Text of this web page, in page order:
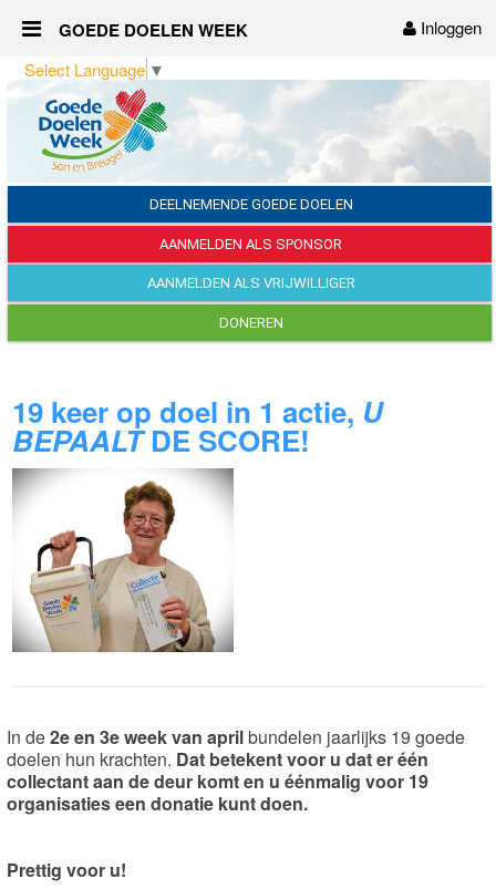
Naar content
Inloggen
GOEDE DOELEN WEEK
Home
Over ons
Vrijwilligers
DEELNEMENDE GOEDE DOELEN
AANMELDEN ALS SPONSOR
AANMELDEN ALS VRIJWILLIGER
DONEREN
19 keer op doel in 1 actie, U
BEPAALTDE SCORE!
In de2e en 3e week van aprilbundelen jaarlijks 19 goede
doelen hun krachten. Dat betekent voor u dat er één
collectant aan de deur komt en u éénmalig voor 19
organisaties een donatie kunt doen.
Prettig voor u!
Select Language ▼